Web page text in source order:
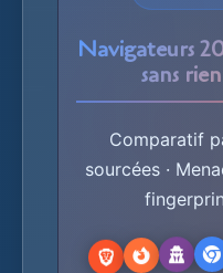
Navigateurs
sans
Comparatif
sourcées ·